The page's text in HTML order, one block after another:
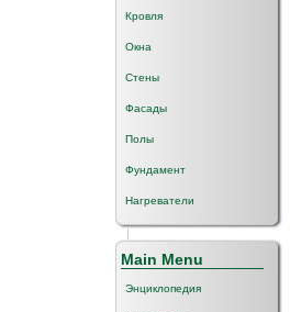
Кровля
Окна
Стены
Фасады
Полы
Фундамент
Нагреватели
Main Menu
Энциклопедия